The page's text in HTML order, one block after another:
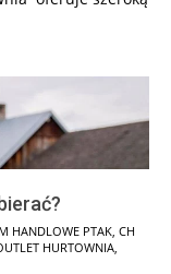
HANDLOWE PTAK, CH
HURTOWNIA,